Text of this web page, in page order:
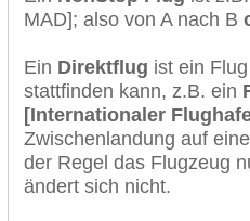
MAD]; also von A nach B
Ein Direktflug ist ein
stattfinden kann, z.B. ein
[Internationaler
Zwischenlandung auf
der Regel das Flugzeug
ändert sich nicht.